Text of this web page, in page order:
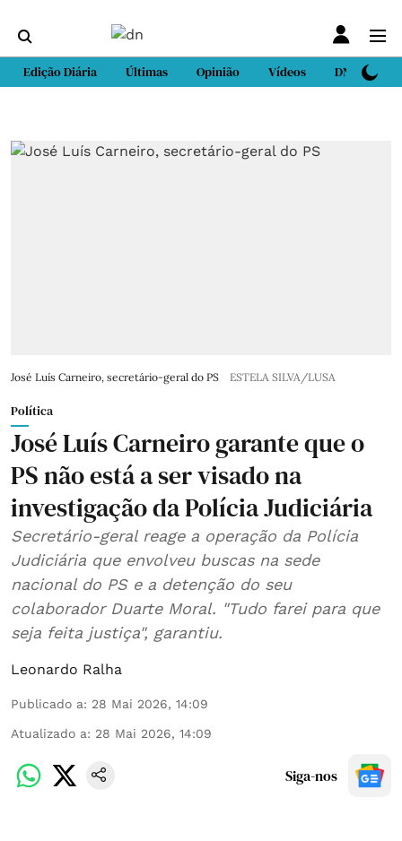
Edição Diária Últimas Opinião Vídeos DN Sport
José Luís Carneiro, secretário-geral do PS ESTELA SILVA/LUSA
Política
José Luís Carneiro garante que o
PS não está a ser visado na
investigação da Polícia Judiciária
Secretário-geral reage a operação da Polícia
Judiciária que envolveu buscas na sede
nacional do PS e a detenção do seu
colaborador Duarte Moral. "Tudo farei para que
seja feita justiça", garantiu.
Leonardo Ralha
Publicado a: 28 Mai 2026, 14:09
Atualizado a: 28 Mai 2026, 14:09
Siga-nos